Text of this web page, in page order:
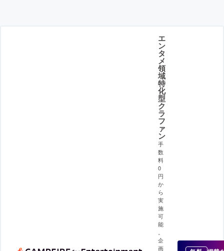
エ
ン
タ
メ
領
域
特
化
型
ク
ラ
フ
ァ
ン
手
数
料
0
円
か
ら
実
施
可
能
企
画